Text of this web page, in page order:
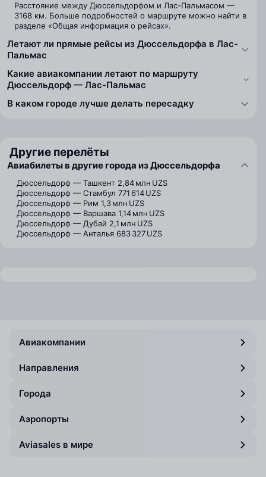
Расстояние между Дюссельдорфом и Лас-Пальмасом —
3168 км. Больше подробностей о маршруте можно найти в
разделе «Общая информация о рейсах».
Летают ли прямые рейсы из Дюссельдорфа в Лас-
Пальмас
Какие авиакомпании летают по маршруту
Дюссельдорф — Лас-Пальмас
В каком городе лучше делать пересадку
Другие перелёты
Авиабилеты в другие города из Дюссельдорфа
Дюссельдорф — Ташкент 2,84 млн UZS
Дюссельдорф — Стамбул 771 614 UZS
Дюссельдорф — Рим 1,3 млн UZS
Дюссельдорф — Варшава 1,14 млн UZS
Дюссельдорф — Дубай 2,1 млн UZS
Дюссельдорф — Анталья 683 327 UZS
Авиакомпании
Направления
Города
Аэропорты
Aviasales в мире